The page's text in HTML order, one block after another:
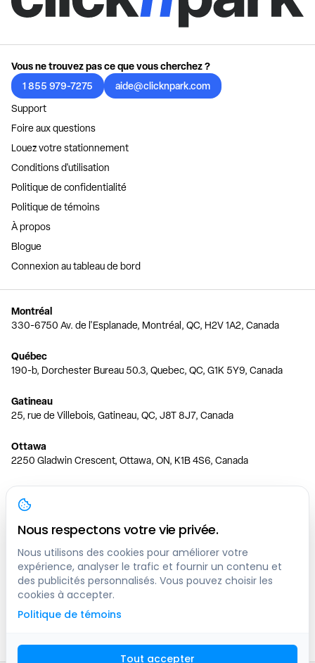
Vous ne trouvez pas ce que vous cherchez ?
1 855 979-7275
aide@clicknpark.com
Support
Foire aux questions
Louez votre stationnement
Conditions d'utilisation
Politique de confidentialité
Politique de témoins
À propos
Blogue
Connexion au tableau de bord
Montréal
330-6750 Av. de l'Esplanade, Montréal, QC, H2V 1A2, Canada
Québec
190-b, Dorchester Bureau 50.3, Quebec, QC, G1K 5Y9, Canada
Gatineau
25, rue de Villebois, Gatineau, QC, J8T 8J7, Canada
Ottawa
2250 Gladwin Crescent, Ottawa, ON, K1B 4S6, Canada
Toronto
150 Ferrand Dr, 6th Floor, Toronto, ON, M3C 3E5, Canada
Vancouver
1200 W 73rd Ave #1415, Vancouver, BC, V6P 6G5, Canada
Calgary
444 5 Ave SW #400 Calgary, AB, T2P 2T8, Canada
Nous respectons votre vie privée.
Nous utilisons des cookies pour améliorer votre
expérience, analyser le trafic et fournir un contenu et
des publicités personnalisés. Vous pouvez choisir les
cookies à accepter.
Politique de témoins
Tout accepter